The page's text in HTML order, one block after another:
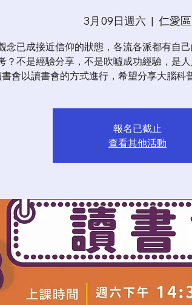
3月09日週六
  |
仁愛區
念已成接近信仰的狀態，各流各派都有自
？不是經驗分享，不是吹噓成功經驗，是
會以讀書會的方式進行，希望分享大腦科
報名已截止
查看其他活動